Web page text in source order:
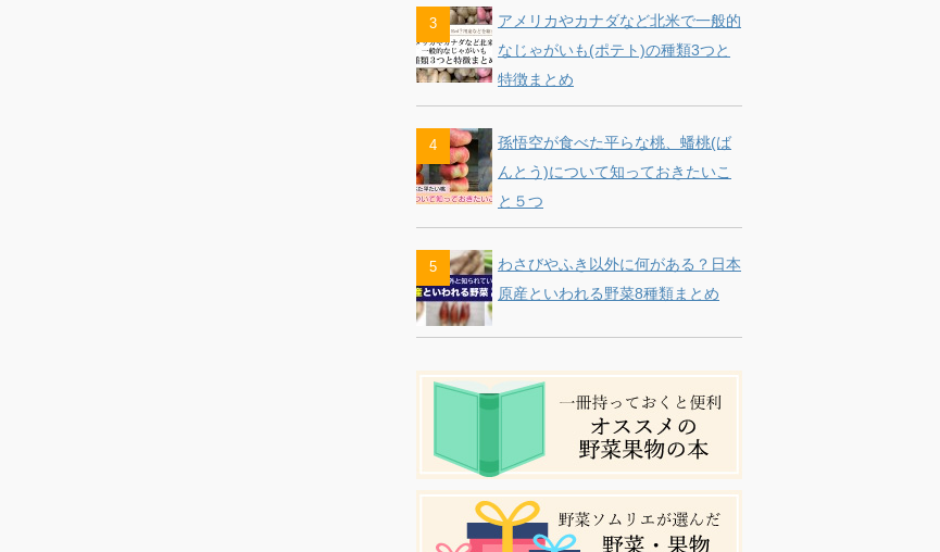
アメリカやカナダなど北米で一般的
なじゃがいも(ポテト)の種類3つと
特徴まとめ
孫悟空が食べた平らな桃、蟠桃(ば
んとう)について知っておきたいこ
と５つ
わさびやふき以外に何がある？日本
原産といわれる野菜8種類まとめ